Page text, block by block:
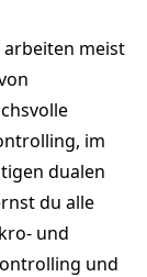
meist
im
dualen
du alle
und
und